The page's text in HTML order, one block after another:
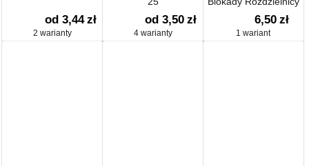
od 3,44 zł
2 warianty
od 3,50 zł
4 warianty
Na Th 35
6,50 zł
1 wariant